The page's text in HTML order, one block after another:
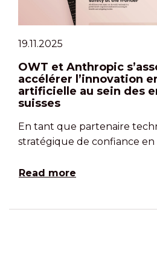
19.11.2025
OWT et Anthropic
accélérer l’innovation
artificielle au sein des
suisses
En tant que partenaire
stratégique de confiance en
Read more